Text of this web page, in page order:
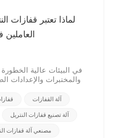
لماذا تعتبر قفازات
في البيئات عالية
والمختبرات والإعدادات
النتريل كخيار مفضل
أن تكون قفازات النتريل عنصرًا أساس...
آلة القفازات
آلة تصنيع قفازات النتريل
مصنعي آلة قفازات